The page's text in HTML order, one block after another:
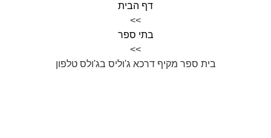
דף הבית
>>
בתי ספר
>>
בית ספר מקיף דרכא ג'וליס בג'ולס טלפון